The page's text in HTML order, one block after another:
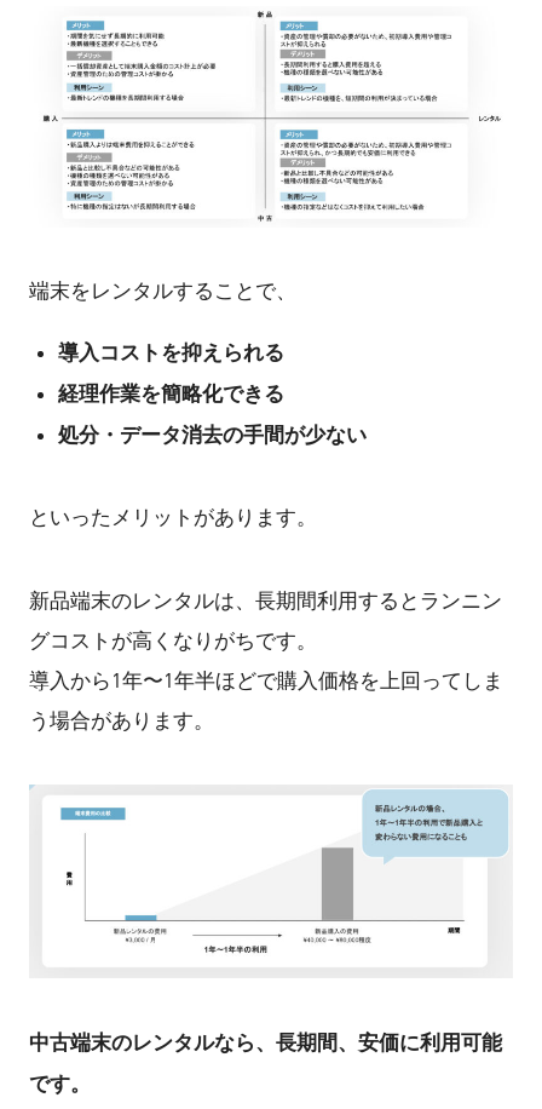
端末をレンタルすることで、
導入コストを抑えられる
経理作業を簡略化できる
処分・データ消去の手間が少ない
といったメリットがあります。
新品端末のレンタルは、長期間利用するとランニン
グコストが高くなりがちです。
導入から1年〜1年半ほどで購入価格を上回ってしま
う場合があります。
中古端末のレンタルなら、長期間、安価に利用可能
です。